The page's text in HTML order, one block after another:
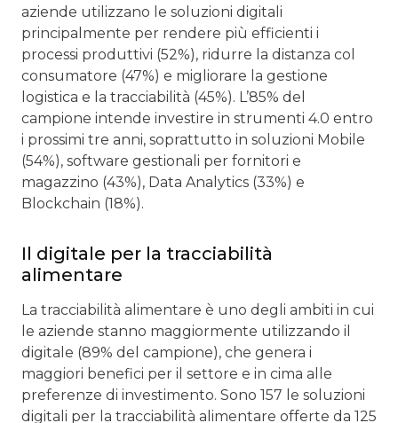
aziende utilizzano le soluzioni digitali
principalmente per rendere più efficienti i
processi produttivi (52%), ridurre la distanza col
consumatore (47%) e migliorare la gestione
logistica e la tracciabilità (45%). L’85% del
campione intende investire in strumenti 4.0 entro
i prossimi tre anni, soprattutto in soluzioni Mobile
(54%), software gestionali per fornitori e
magazzino (43%), Data Analytics (33%) e
Blockchain (18%).
Il digitale per la tracciabilità
alimentare
La tracciabilità alimentare è uno degli ambiti in cui
le aziende stanno maggiormente utilizzando il
digitale (89% del campione), che genera i
maggiori benefici per il settore e in cima alle
preferenze di investimento. Sono 157 le soluzioni
digitali per la tracciabilità alimentare offerte da 125